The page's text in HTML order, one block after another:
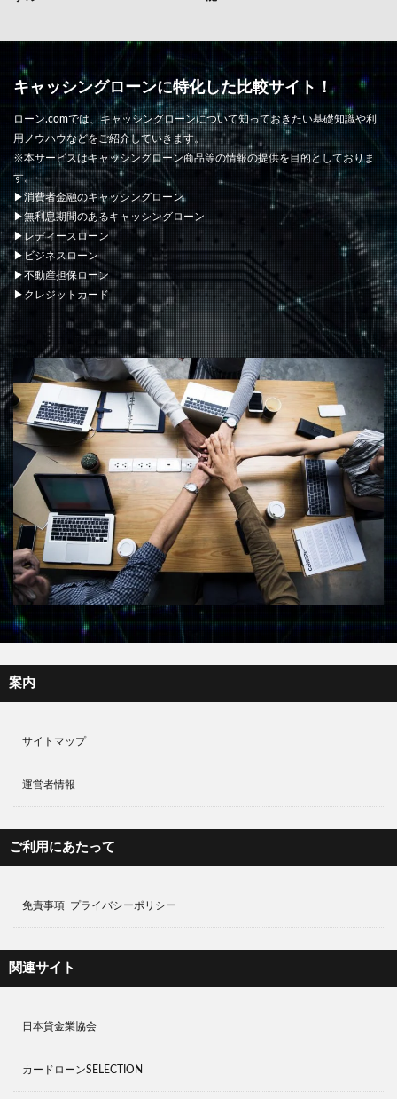
ローン.comでは、キャッシングローンについて知っておきたい基礎知識や利
用ノウハウなどをご紹介していきます。
※本サービスはキャッシングローン商品等の情報の提供を目的としておりま
す。
▶消費者金融のキャッシングローン
▶無利息期間のあるキャッシングローン
▶レディースローン
▶ビジネスローン
▶不動産担保ローン
▶クレジットカード
案内
サイトマップ
ご利用にあたって
免責事項･プライバシーポリシー
関連サイト
日本貸金業協会